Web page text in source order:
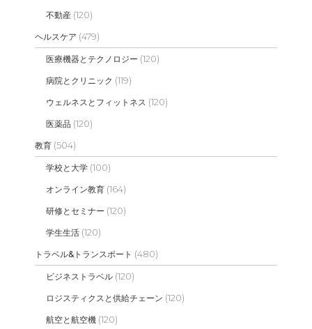
不動産 (120)
ヘルスケア (479)
医療機器とテクノロジー (120)
病院とクリニック (119)
ウェルネスとフィットネス (120)
医薬品 (120)
教育 (504)
学校と大学 (100)
オンライン教育 (164)
研修とセミナー (120)
学生生活 (120)
トラベル&トランスポート (480)
ビジネストラベル (120)
ロジスティクスと供給チェーン (120)
航空と航空機 (120)